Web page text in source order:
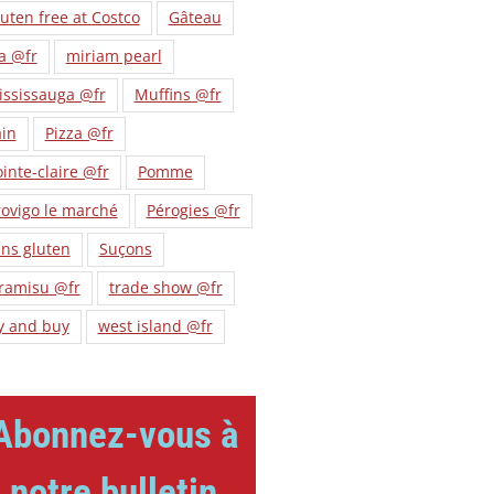
free at Costco
Gâteau
@fr
miriam pearl
@fr
Muffins @fr
Pizza @fr
claire @fr
Pomme
le marché
Pérogies @fr
gluten
Suçons
@fr
trade show @fr
and buy
west island @fr
vous à